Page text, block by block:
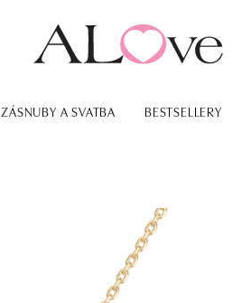
ZÁSNUBY A SVATBA BESTSELLERY